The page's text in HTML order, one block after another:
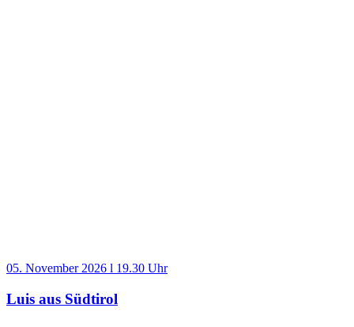
05. November 2026 l 19.30 Uhr
Luis aus Südtirol